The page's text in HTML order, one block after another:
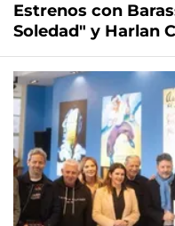
Estrenos con
Soledad" y Harlan